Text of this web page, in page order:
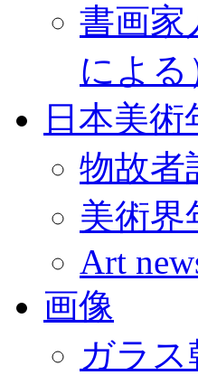
書画家
による
日本美術
物故者
美術界
Art
画像
ガラス